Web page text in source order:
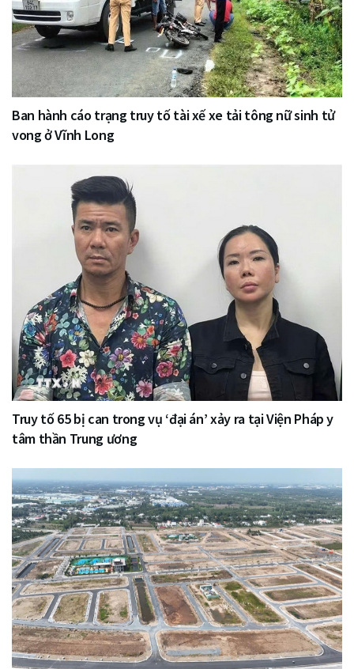
Ban hành cáo trạng truy tố tài xế xe tải tông nữ sinh tử
vong ở Vĩnh Long
Truy tố 65 bị can trong vụ ‘đại án’ xảy ra tại Viện Pháp y
tâm thần Trung ương